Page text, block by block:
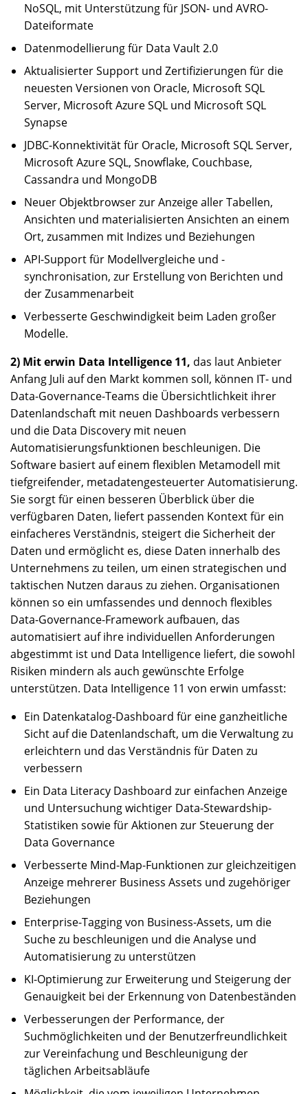
NoSQL, mit Unterstützung für JSON- und AVRO-
Dateiformate
Datenmodellierung für Data Vault 2.0
Aktualisierter Support und Zertifizierungen für die
neuesten Versionen von Oracle, Microsoft SQL
Server, Microsoft Azure SQL und Microsoft SQL
Synapse
JDBC-Konnektivität für Oracle, Microsoft SQL Server,
Microsoft Azure SQL, Snowflake, Couchbase,
Cassandra und MongoDB
Neuer Objektbrowser zur Anzeige aller Tabellen,
Ansichten und materialisierten Ansichten an einem
Ort, zusammen mit Indizes und Beziehungen
API-Support für Modellvergleiche und -
synchronisation, zur Erstellung von Berichten und
der Zusammenarbeit
Verbesserte Geschwindigkeit beim Laden großer
Modelle.
2) Mit erwin Data Intelligence 11, das laut Anbieter
Anfang Juli auf den Markt kommen soll, können IT- und
Data-Governance-Teams die Übersichtlichkeit ihrer
Datenlandschaft mit neuen Dashboards verbessern
und die Data Discovery mit neuen
Automatisierungsfunktionen beschleunigen. Die
Software basiert auf einem flexiblen Metamodell mit
tiefgreifender, metadatengesteuerter Automatisierung.
Sie sorgt für einen besseren Überblick über die
verfügbaren Daten, liefert passenden Kontext für ein
einfacheres Verständnis, steigert die Sicherheit der
Daten und ermöglicht es, diese Daten innerhalb des
Unternehmens zu teilen, um einen strategischen und
taktischen Nutzen daraus zu ziehen. Organisationen
können so ein umfassendes und dennoch flexibles
Data-Governance-Framework aufbauen, das
automatisiert auf ihre individuellen Anforderungen
abgestimmt ist und Data Intelligence liefert, die sowohl
Risiken mindern als auch gewünschte Erfolge
unterstützen. Data Intelligence 11 von erwin umfasst:
Ein Datenkatalog-Dashboard für eine ganzheitliche
Sicht auf die Datenlandschaft, um die Verwaltung zu
erleichtern und das Verständnis für Daten zu
verbessern
Ein Data Literacy Dashboard zur einfachen Anzeige
und Untersuchung wichtiger Data-Stewardship-
Statistiken sowie für Aktionen zur Steuerung der
Data Governance
Verbesserte Mind-Map-Funktionen zur gleichzeitigen
Anzeige mehrerer Business Assets und zugehöriger
Beziehungen
Enterprise-Tagging von Business-Assets, um die
Suche zu beschleunigen und die Analyse und
Automatisierung zu unterstützen
KI-Optimierung zur Erweiterung und Steigerung der
Genauigkeit bei der Erkennung von Datenbeständen
Verbesserungen der Performance, der
Suchmöglichkeiten und der Benutzerfreundlichkeit
zur Vereinfachung und Beschleunigung der
täglichen Arbeitsabläufe